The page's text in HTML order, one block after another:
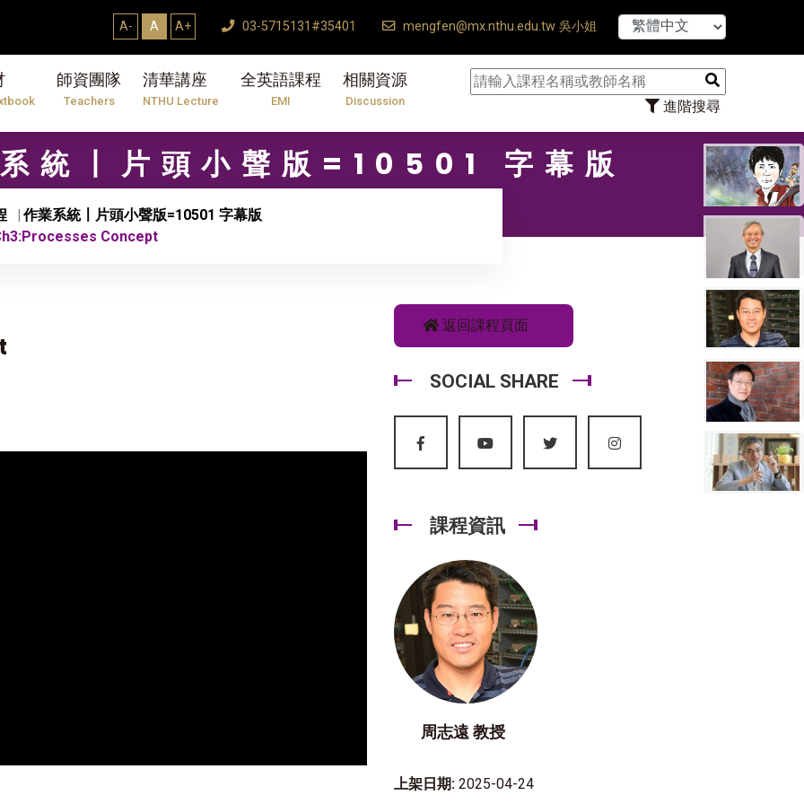
A- A A+ 03-5715131#35401 mengfen@mx.nthu.edu.tw 吳小姐
師資團隊
Teachers
清華講座
NTHU Lecture
全英語課程
EMI
相關資源
Discussion 進階搜尋
【7/31】114學年度
統〡片頭小聲版=10501 字幕版
作業系統〡片頭小聲版=10501 字幕版
Concept
返回課程頁面
SOCIAL SHARE
課程資訊
周志遠 教授
上架日期: 2025-04-24